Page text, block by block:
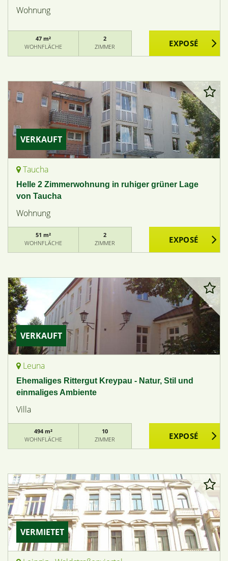
Wohnung
47 m²
WOHNFLÄCHE
2
ZIMMER
VERKAUFT
Taucha
Helle 2 Zimmerwohnung in ruhiger grüner Lage
von Taucha
Wohnung
51 m²
WOHNFLÄCHE
2
ZIMMER
VERKAUFT
Leuna
Ehemaliges Rittergut Kreypau - Natur, Stil und
einmaliges Ambiente
Villa
494 m²
WOHNFLÄCHE
10
ZIMMER
VERMIETET